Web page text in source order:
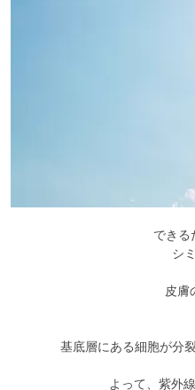
できる
シ
皮膚
基底層にある細胞が分
よって、紫外